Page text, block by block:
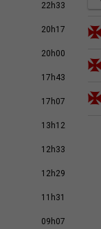
22h33
20h17
20h00
17h43
17h07
13h12
12h33
12h29
11h31
09h07